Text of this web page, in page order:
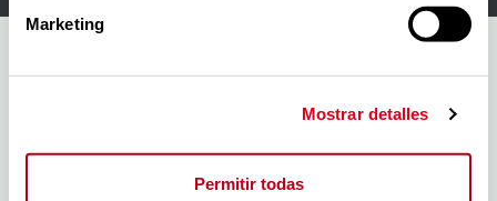
Marketing
Mostrar detalles
Permitir todas